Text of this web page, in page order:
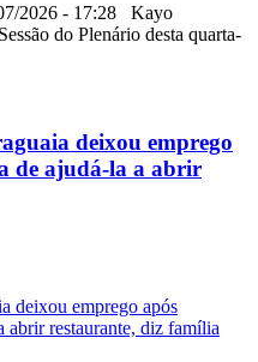
2026 - 17:28 Kayo
do Plenário desta quarta-
deixou emprego
de ajudá-la a abrir